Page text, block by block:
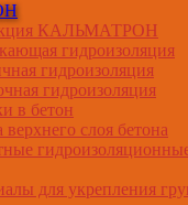
КАЛЬМАТРОН
гидроизоляция
гидроизоляция
гидроизоляция
в бетон
верхнего слоя бетона
для укрепления